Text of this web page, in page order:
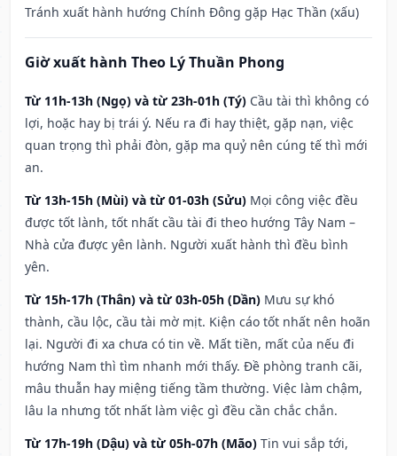
Tránh xuất hành hướng Chính Đông gặp Hạc Thần (xấu)
Giờ xuất hành Theo Lý Thuần Phong
Từ 11h-13h (Ngọ) và từ 23h-01h (Tý) Cầu tài thì không có
lợi, hoặc hay bị trái ý. Nếu ra đi hay thiệt, gặp nạn, việc
quan trọng thì phải đòn, gặp ma quỷ nên cúng tế thì mới
an.
Từ 13h-15h (Mùi) và từ 01-03h (Sửu) Mọi công việc đều
được tốt lành, tốt nhất cầu tài đi theo hướng Tây Nam –
Nhà cửa được yên lành. Người xuất hành thì đều bình
yên.
Từ 15h-17h (Thân) và từ 03h-05h (Dần) Mưu sự khó
thành, cầu lộc, cầu tài mờ mịt. Kiện cáo tốt nhất nên hoãn
lại. Người đi xa chưa có tin về. Mất tiền, mất của nếu đi
hướng Nam thì tìm nhanh mới thấy. Đề phòng tranh cãi,
mâu thuẫn hay miệng tiếng tầm thường. Việc làm chậm,
lâu la nhưng tốt nhất làm việc gì đều cần chắc chắn.
Từ 17h-19h (Dậu) và từ 05h-07h (Mão) Tin vui sắp tới,